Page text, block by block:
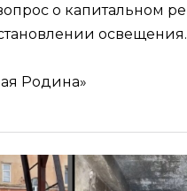
о капитальном
освещения.
Родина»